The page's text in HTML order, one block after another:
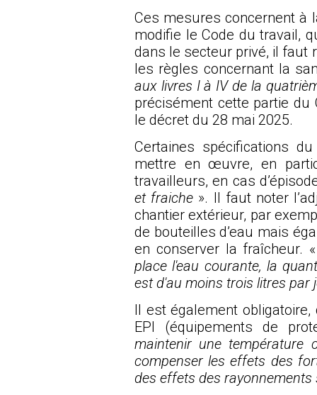
Ces mesures concernent à
modifie le Code du travail,
dans le secteur privé, il faut
les règles concernant la
aux livres I à IV de la
précisément cette partie
le décret du 28 mai 2025.
Certaines spécifications
mettre en œuvre, en
travailleurs, en cas
et fraiche ». Il faut noter
chantier extérieur, par
de bouteilles d’eau mais
en conserver la fraîcheur.
place l'eau courante, la
est d'au moins trois litres par
Il est également
EPI (équipements de
maintenir une température
compenser les effets des
des effets des